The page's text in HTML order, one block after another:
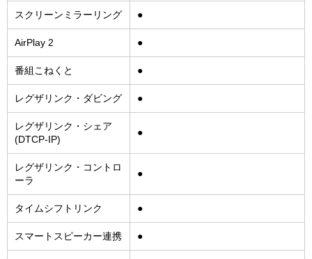
スクリーンミラーリング ●
AirPlay 2 ●
番組こねくと ●
レグザリンク・ダビング ●
レグザリンク・シェア
(DTCP-IP)
●
レグザリンク・コントロ
ーラ
●
タイムシフトリンク ●
スマートスピーカー連携 ●